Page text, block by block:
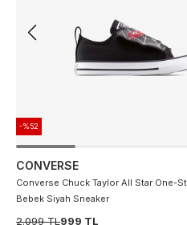
-%52
CONVERSE
Converse Chuck Taylor All Star One-
Bebek Siyah Sneaker
2.099 TL999 TL